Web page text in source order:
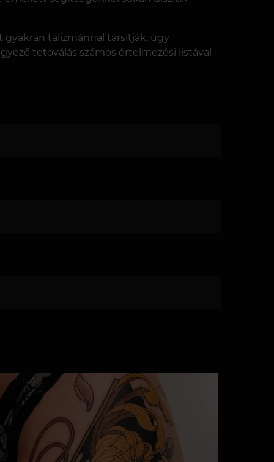
gyakran talizmánnal társítják, úgy
tetoválás számos értelmezési listával